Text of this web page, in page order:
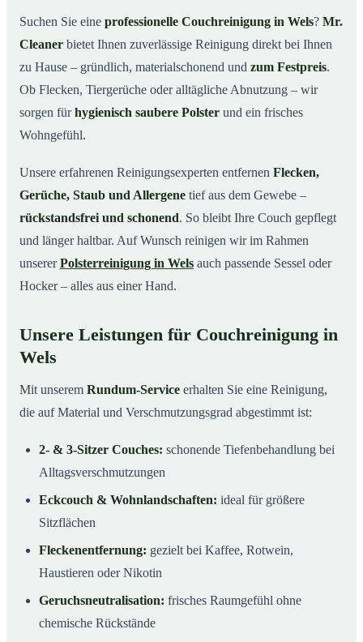
03 Warum Mr. Cleaner in Wels?
04So läuft die Couchreinigung in Wels ab
05Couchreinigung in Wels & Umgebung
So wird Ihre Couch in Wels gründlich gereinigt
Suchen Sie eine professionelle Couchreinigung in Wels? Mr.
Cleaner bietet Ihnen zuverlässige Reinigung direkt bei Ihnen
zu Hause – gründlich, materialschonend und zum Festpreis.
Ob Flecken, Tiergerüche oder alltägliche Abnutzung – wir
sorgen fürhygienisch saubere Polster und ein frisches
Wohngefühl.
Unsere erfahrenen Reinigungsexperten entfernen Flecken,
Gerüche, Staub und Allergene tief aus dem Gewebe –
rückstandsfrei und schonend. So bleibt Ihre Couch gepflegt
und länger haltbar. Auf Wunsch reinigen wir im Rahmen
unsererPolsterreinigung in Wels auch passende Sessel oder
Hocker – alles aus einer Hand.
Unsere Leistungen für Couchreinigung in
Wels
Mit unserem Rundum-Service erhalten Sie eine Reinigung,
die auf Material und Verschmutzungsgrad abgestimmt ist:
2- & 3-Sitzer Couches: schonende Tiefenbehandlung bei
Alltagsverschmutzungen
Eckcouch & Wohnlandschaften: ideal für größere
Sitzflächen
Fleckenentfernung: gezielt bei Kaffee, Rotwein,
Haustieren oder Nikotin
Geruchsneutralisation: frisches Raumgefühl ohne
chemische Rückstände